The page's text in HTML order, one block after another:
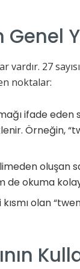
vardır. 27
noktalar:
ifade eden
Örneğin,
oluşan
de okuma
kısmı olan